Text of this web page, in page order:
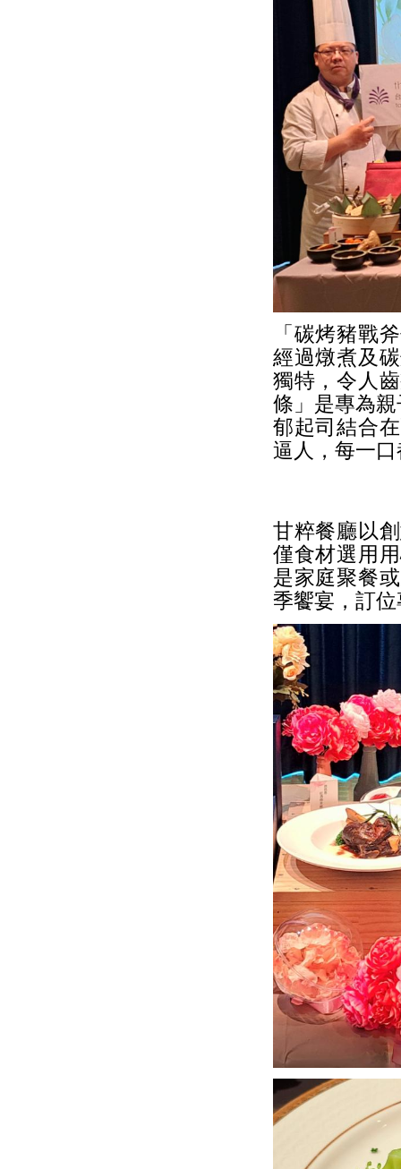
「碳烤豬戰
經過燉煮及
獨特，令人
條」是專為
郁起司結合
逼人，每一
甘粹餐廳以
僅食材選用
是家庭聚餐
季饗宴，訂